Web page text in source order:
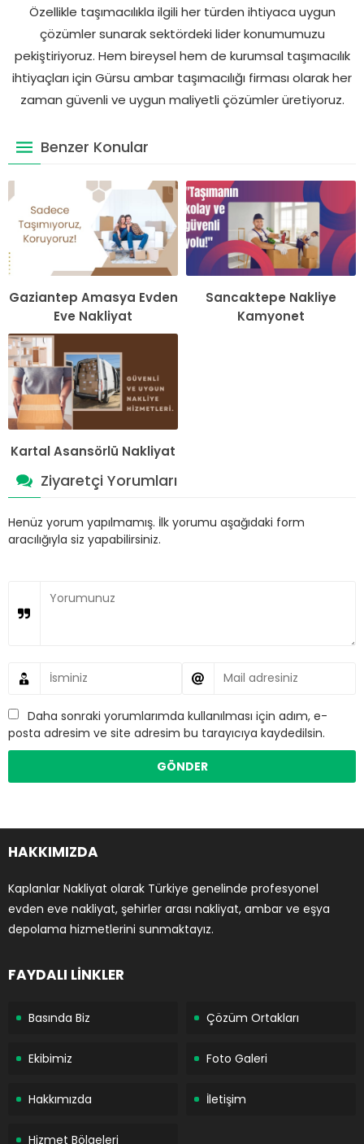
Özellikle taşımacılıkla ilgili her türden ihtiyaca uygun
çözümler sunarak sektördeki lider konumumuzu
pekiştiriyoruz. Hem bireysel hem de kurumsal taşımacılık
ihtiyaçları için Gürsu ambar taşımacılığı firması olarak her
zaman güvenli ve uygun maliyetli çözümler üretiyoruz.
Benzer Konular
Gaziantep Amasya Evden
Eve Nakliyat
Sancaktepe Nakliye
Kamyonet
Kartal Asansörlü Nakliyat
Ziyaretçi Yorumları
Henüz yorum yapılmamış. İlk yorumu aşağıdaki form
aracılığıyla siz yapabilirsiniz.
Daha sonraki yorumlarımda kullanılması için adım, e-
posta adresim ve site adresim bu tarayıcıya kaydedilsin.
HAKKIMIZDA
Kaplanlar Nakliyat olarak Türkiye genelinde profesyonel
evden eve nakliyat, şehirler arası nakliyat, ambar ve eşya
depolama hizmetlerini sunmaktayız.
FAYDALI LİNKLER
Basında Biz Çözüm Ortakları
Ekibimiz Foto Galeri
Hakkımızda İletişim
Hizmet Bölgeleri